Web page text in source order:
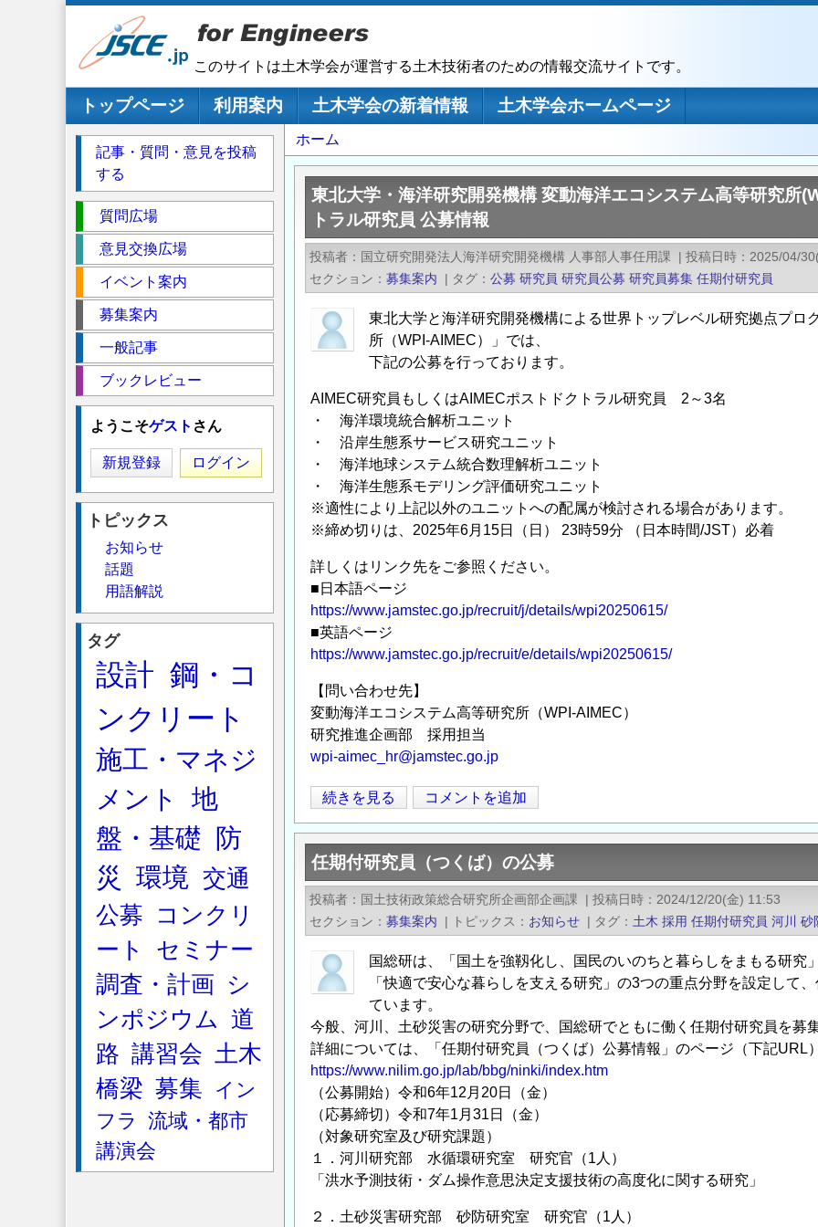
このサイトは土木学会が運営する土木技術者のための情報交流サイトです。
メインナビゲーション
トップページ 利用案内 土木学会の新着情報
土木学会ホームページ
パ
ン
く
ホーム
東北大学・海洋研究開発機構 変動海洋エコシステム高等研究
トラル研究員 公募情報
投稿者 国立研究開発法人海洋研究開発機構 人事部人事任用課 | 投稿日時
2025/04/
セクション
募集案内 | タグ 公募 研究員 研究員公募 研究員募集 任期付研究員
東北大学と海洋研究開発機構による世界トップレベル研究拠点プロ
所（WPI-AIMEC）」では、
下記の公募を行っております。
AIMEC研究員もしくはAIMECポストドクトラル研究員 2～3名
・ 海洋環境統合解析ユニット
・ 沿岸生態系サービス研究ユニット
・ 海洋地球システム統合数理解析ユニット
・ 海洋生態系モデリング評価研究ユニット
※適性により上記以外のユニットへの配属が検討される場合があります。
※締め切りは、2025年6月15日（日） 23時59分 （日本時間/JST）必着
詳しくはリンク先をご参照ください。
■日本語ページ
https://www.jamstec.go.jp/recruit/j/details/wpi20250615/
■英語ページ
https://www.jamstec.go.jp/recruit/e/details/wpi20250615/
【問い合わせ先】
変動海洋エコシステム高等研究所（WPI-AIMEC）
研究推進企画部 採用担当
wpi-aimec_hr@jamstec.go.jp
東
北
大
学・
海
研
究
開
機
構
変
動
海
洋
エ
コ
続きを見る コメントを追加
任期付研究員（つくば）の公募
投稿者 国土技術政策総合研究所企画部企画課 | 投稿日時
2024/12/20(金) 11:53
セクション
募集案内 | トピックス お知らせ | タグ 土木 採用 任期付研究員 河川 砂
国総研は、「国土を強靱化し、国民のいのちと暮らしをまもる研究
「快適で安心な暮らしを支える研究」の3つの重点分野を設定して
ています。
今般、河川、土砂災害の研究分野で、国総研でともに働く任期付研究員を募集
詳細については、「任期付研究員（つくば）公募情報」のページ（下記URL
https://www.nilim.go.jp/lab/bbg/ninki/index.htm
（公募開始）令和6年12月20日（金）
（応募締切）令和7年1月31日（金）
（対象研究室及び研究課題）
１．河川研究部 水循環研究室 研究官（1人）
「洪水予測技術・ダム操作意思決定支援技術の高度化に関する研究」
２．土砂災害研究部 砂防研究室 研究官（1人）
記事・質問・意見を投稿
する
ク
シ
質問広場
意見交換広場
イベント案内
募集案内
一般記事
ブックレビュー
ようこそゲスト さん
新規登録 ログイン
トピックス
お知らせ
話題
用語解説
タグ
設計 鋼・コ
ンクリート
施工・マネジ
メント
地
盤・基礎
防
災
環境 交通
公募
コンクリ
ート
セミナー
調査・計画
シ
ンポジウム 道
路 講習会 土木
橋梁 募集
イン
フラ
流域・都市
講演会